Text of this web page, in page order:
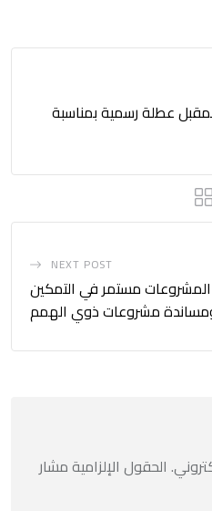
عطلة رسمية بمناسبة
NEXT POST
مستمر في التمكين
ومساندة مشروعات ذوي الهمم
الحقول الإلزامية مشار